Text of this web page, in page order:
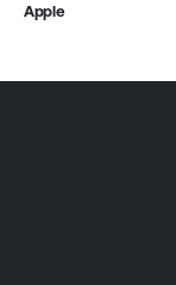
Apple